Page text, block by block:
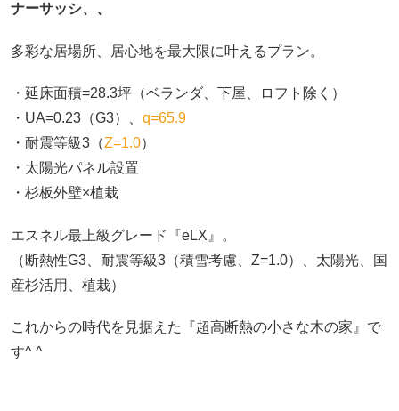
ナーサッシ、、
多彩な居場所、居心地を最大限に叶えるプラン。
・延床面積=28.3坪（ベランダ、下屋、ロフト除く）
・UA=0.23（G3）、 q=65.9
・耐震等級3（Z=1.0）
・太陽光パネル設置
・杉板外壁×植栽
エスネル最上級グレード『eLX』。
（断熱性G3、耐震等級3（積雪考慮、Z=1.0）、太陽光、国
産杉活用、植栽）
これからの時代を見据えた『超高断熱の小さな木の家』で
す^ ^